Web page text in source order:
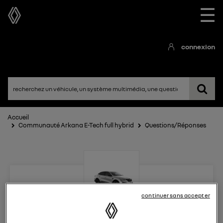
☰
connexion
Accueil
Communauté Arkana E-Tech full hybrid
Questions/Réponses
Arkana E-Tech full hybrid
continuer sans accepter